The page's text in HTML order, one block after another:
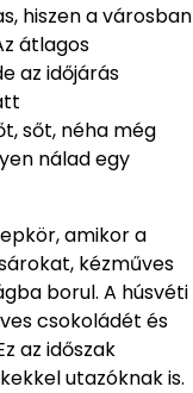
hiszen a városban
átlagos
az időjárás
sőt, néha még
nálad egy
amikor a
kézműves
borul. A húsvéti
csokoládét és
az időszak
utazóknak is.